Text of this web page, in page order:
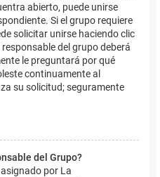
abierto, puede unirse
Si el grupo requiere
solicitar unirse haciendo clic
del grupo deberá
le preguntará por qué
continuamente al
su solicitud; seguramente
del Grupo?
por La